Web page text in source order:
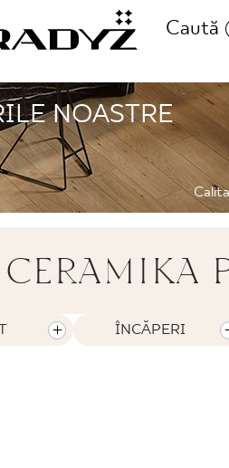
Caută
SUNAȚI-NE
+48
NOASTRE
ÎNCĂPERI